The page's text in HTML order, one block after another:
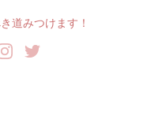
道みつけます！